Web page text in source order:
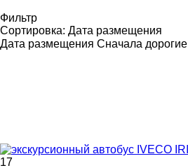
Фильтр
Сортировка: Дата размещения
Дата размещения Сначала дорогие
17